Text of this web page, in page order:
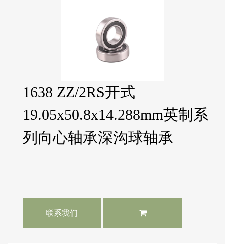
1638 ZZ/2RS开式
19.05x50.8x14.288mm英制系
列向心轴承深沟球轴承
联系我们